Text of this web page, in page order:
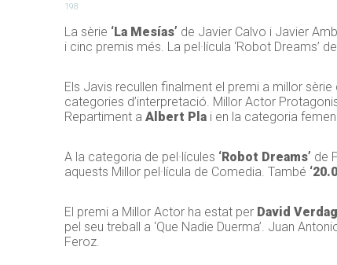
198
La sèrie ‘La Mesías’ de Javier Calvo i Javier
i cinc premis més. La pel·lícula ‘Robot Dreams’
Els Javis recullen finalment el premi a millor
categories d’interpretació. Millor Actor
Repartiment a Albert Pla i en la categoria
A la categoria de pel·lícules ‘Robot Dreams’ de
aquests Millor pel·lícula de Comedia. També
El premi a Millor Actor ha estat per David
pel seu treball a ‘Que Nadie Duerma’. Juan
Feroz.